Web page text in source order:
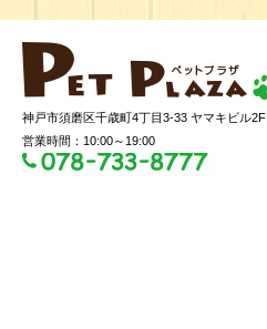
神戸市須磨区千歳町4丁目3-33 ヤマキビル2F
営業時間：10:00～19:00